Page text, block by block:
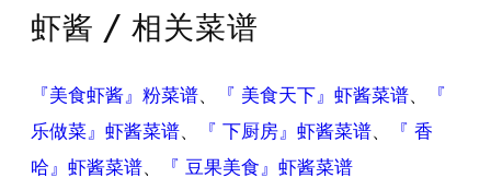
虾酱 / 相关菜谱
『美食虾酱』粉菜谱、 『 美食天下』虾酱菜谱、
『
乐做菜』虾酱菜谱、 『 下厨房』虾酱菜谱、
『 香
哈』虾酱菜谱、 『 豆果美食』虾酱菜谱